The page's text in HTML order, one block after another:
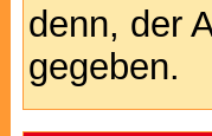
denn, der
gegeben.